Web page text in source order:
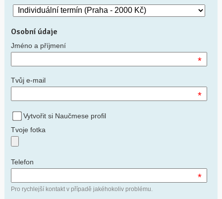
Osobní údaje
Jméno a příjmení
*
Tvůj e-mail
*
Vytvořit si Naučmese profil
Tvoje fotka
Telefon
*
Pro rychlejší kontakt v případě jakéhokoliv problému.